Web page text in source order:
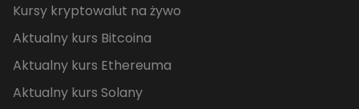
Kursy kryptowalut na żywo
Aktualny kurs Bitcoina
Aktualny kurs Ethereuma
Aktualny kurs Solany